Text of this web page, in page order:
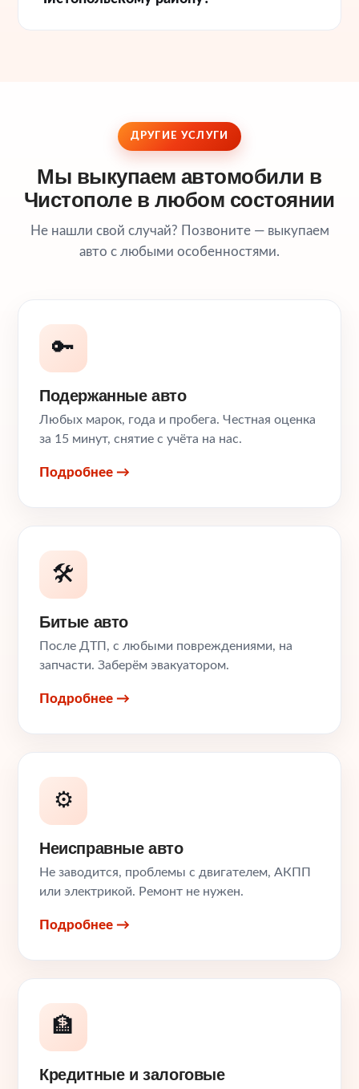
ДРУГИЕ УСЛУГИ
Мы выкупаем автомобили в
Чистополе в любом состоянии
Не нашли свой случай? Позвоните — выкупаем
авто с любыми особенностями.
🔑
Подержанные авто
Любых марок, года и пробега. Честная оценка
за 15 минут, снятие с учёта на нас.
Подробнее →
🛠️
Битые авто
После ДТП, с любыми повреждениями, на
запчасти. Заберём эвакуатором.
Подробнее →
⚙️
Неисправные авто
Не заводится, проблемы с двигателем, АКПП
или электрикой. Ремонт не нужен.
Подробнее →
🏦
Кредитные и залоговые